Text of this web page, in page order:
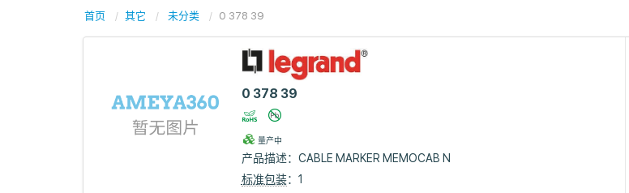
首页 其它 未分类 0 378 39
0 378 39
量产中
产品描述： CABLE MARKER MEMOCAB N
标准包装：1